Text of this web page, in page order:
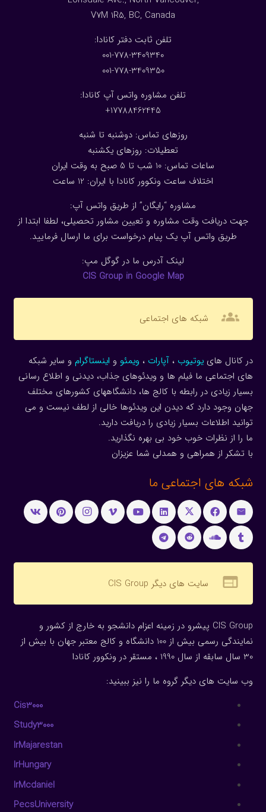
V7M 1R5, BC, Canada
:تلفن ثابت دفتر کانادا
001-778-3409340
001-778-3409350
تلفن مشاوره واتس آپ کانادا:
17788462445+
روزهای تماس: دوشنبه تا شنبه
تعطیلات: روزهای یکشنبه
ساعات تماس: 10 شب تا 5 صبح به وقت ایران
اختلاف ساعت ونکوور کانادا با ایران: 1 2 ساعت
مشاوره “رایگان” از طریق واتس آپ:
جهت دریافت وقت مشاوره و تعیین مشاور تحصیلی، لطفا ابتدا از
طریق واتس آپ یک پیام درخواست برای ما ارسال فرمایید.
لینک آدرس ما در گوگل مپ:
CIS Group in Google Map
groups شبکه های اجتماعی
در کانال هاییوتیوب ، آپارات ، ویمئو و اینستاگرام و سایر شبکه
های اجتماعی ما فیلم ها و ویدئوهای جذاب، دیدنی و اطلاع رسانی
بسیار زیادی در رابطه با کالج ها، دانشگاههای کشورهای مختلف
جهان وجود دارد که دیدن این ویدئوها خالی از لطف نیست و می
توانید اطلاعات بسیار زیادی را دریافت دارید.
ما را از نظرات خوب خود بی بهره نگذارید.
با تشکر از همراهی و همدلی شما عزیزان
شبکه های اجتماعی ما
web سایت های دیگر CIS Group
CIS Group پیشرو در زمینه اعزام دانشجو به خارج از کشور و
نمایندگی رسمی بیش از 100 دانشگاه و کالج معتبر جهان با بیش از
30 سال سابقه از سال 1990 ، مستقر در ونکوور کانادا
وب سایت های دیگر گروه ما را نیز ببینید:
Cis3000
Study3000
IrMajarestan
IrHungary
IrMcdaniel
PecsUniversity